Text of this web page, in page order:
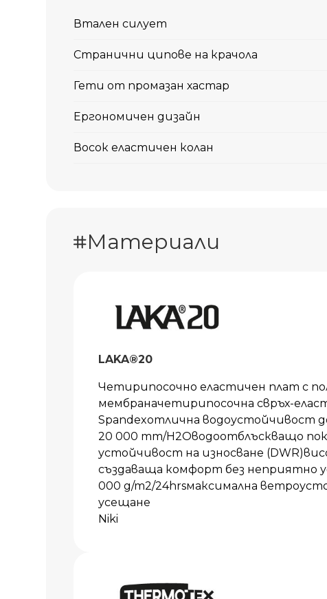
Втален силует
Странични ципове на крачола
Гети от промазан хастар
Ергономичен дизайн
Восок еластичен колан
Материали
LAKA®20
Четирипосочно еластичен плат с
мембраначетирипосочна свръх-
Spandexотлична водоустойчивост
20 000 mm/H2Oводоотблъскващо
устойчивост на износване
създаваща комфорт без неприятно
000 g/m2/24hrsмаксимална
усещане
Niki